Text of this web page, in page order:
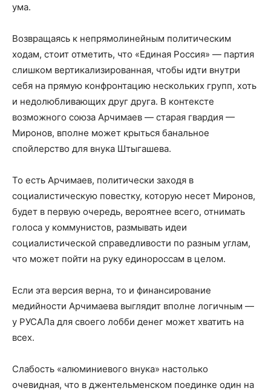
ума.
Возвращаясь к непрямолинейным политическим
ходам, стоит отметить, что «Единая Россия» — партия
слишком вертикализированная, чтобы идти внутри
себя на прямую конфронтацию нескольких групп, хоть
и недолюбливающих друг друга. В контексте
возможного союза Арчимаев — старая гвардия —
Миронов, вполне может крыться банальное
спойлерство для внука Штыгашева.
То есть Арчимаев, политически заходя в
социалистическую повестку, которую несет Миронов,
будет в первую очередь, вероятнее всего, отнимать
голоса у коммунистов, размывать идеи
социалистической справедливости по разным углам,
что может пойти на руку единороссам в целом.
Если эта версия верна, то и финансирование
медийности Арчимаева выглядит вполне логичным —
у РУСАЛа для своего лобби денег может хватить на
всех.
Слабость «алюминиевого внука» настолько
очевидная, что в джентельменском поединке один на